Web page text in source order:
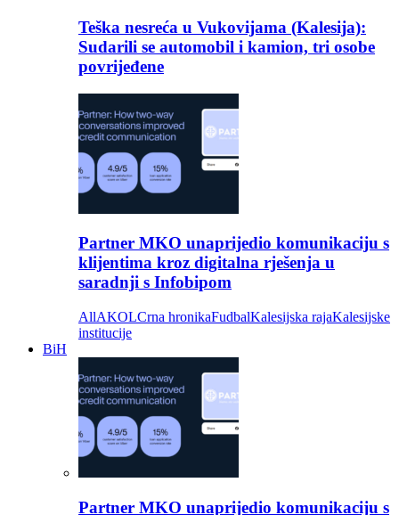
Teška nesreća u Vukovijama (Kalesija):
Sudarili se automobil i kamion, tri osobe
povrijeđene
Partner MKO unaprijedio komunikaciju s
klijentima kroz digitalna rješenja u
saradnji s Infobipom
AllAKOLCrna hronikaFudbalKalesijska rajaKalesijske
institucije
BiH
Partner MKO unaprijedio komunikaciju s